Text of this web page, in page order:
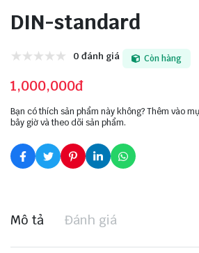
DIN-standard
0 đánh giá Còn hàng
1,000,000đ
Bạn có thích sản phẩm này không? Thêm vào
bây giờ và theo dõi sản phẩm.
Mô tả Đánh giá